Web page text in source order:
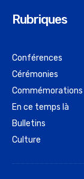
Rubriques
Conférences
Cérémonies
Commémorations
En ce temps là
Bulletins
Culture